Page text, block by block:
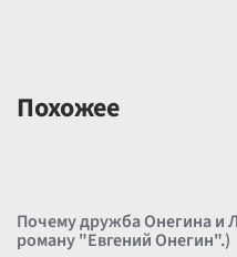
Похожее
Почему дружба Онегина и
роману "Евгений Онегин".)